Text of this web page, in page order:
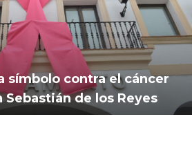
símbolo contra el cáncer
Sebastián de los Reyes